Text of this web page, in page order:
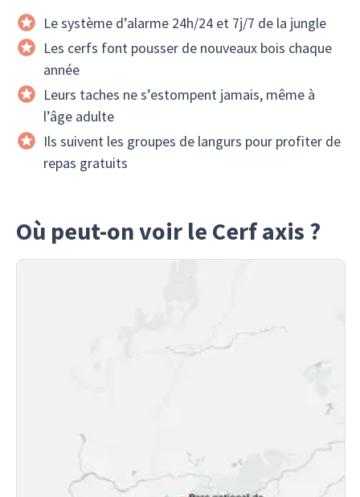
Le système d’alarme 24h/24 et 7j/7 de la jungle
Les cerfs font pousser de nouveaux bois chaque
année
Leurs taches ne s’estompent jamais, même à
l’âge adulte
Ils suivent les groupes de langurs pour profiter de
repas gratuits
Où peut-on voir le Cerf axis ?